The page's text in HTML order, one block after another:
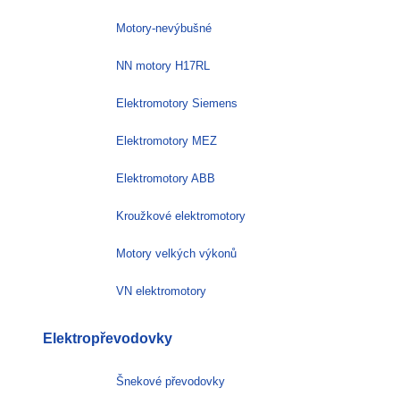
Motory-nevýbušné
NN motory H17RL
Elektromotory Siemens
Elektromotory MEZ
Elektromotory ABB
Kroužkové elektromotory
Motory velkých výkonů
VN elektromotory
Elektropřevodovky
Šnekové převodovky